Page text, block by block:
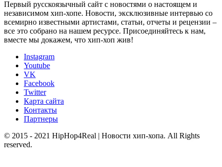
Первый русскоязычный сайт с новостями о настоящем и
независимом хип-хопе. Новости, эксклюзивные интервью со
всемирно известными артистами, статьи, отчеты и рецензии –
все это собрано на нашем ресурсе. Присоединяйтесь к нам,
вместе мы докажем, что хип-хоп жив!
Instagram
Youtube
VK
Facebook
Twitter
Карта сайта
Контакты
Партнеры
© 2015 - 2021 HipHop4Real | Новости хип-хопа. All Rights
reserved.